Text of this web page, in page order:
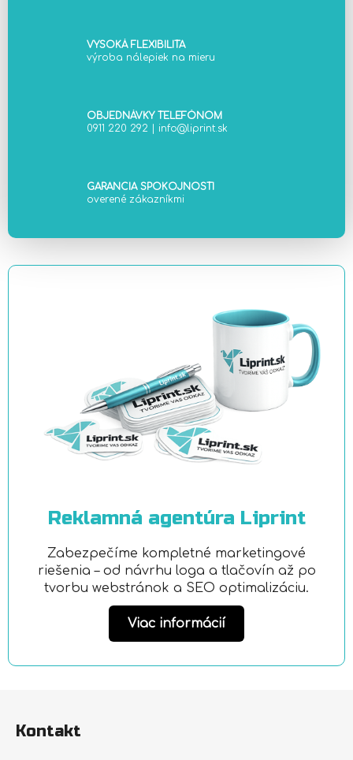
v
k
ý
p
VYSOKÁ FLEXIBILITA
výroba nálepiek na mieru
OBJEDNÁVKY TELEFÓNOM
0911 220 292 | info@liprint.sk
GARANCIA SPOKOJNOSTI
overené zákazníkmi
Reklamná agentúra Liprint
Zabezpečíme kompletné marketingové
riešenia – od návrhu loga a tlačovín až po
tvorbu webstránok a SEO optimalizáciu.
Viac informácií
Kontakt